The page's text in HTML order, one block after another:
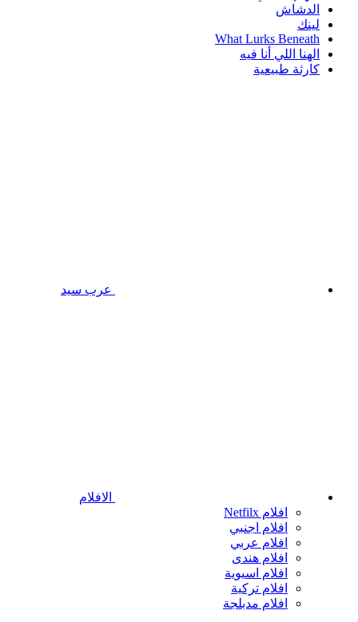
الدشاش
لينك
What Lurks Beneath
الهنا اللي أنا فيه
كارثة طبيعية
عرب سيد
الافلام
افلام Netfilx
افلام اجنبي
افلام عربي
افلام هندى
افلام اسيوية
افلام تركية
افلام مدبلجة